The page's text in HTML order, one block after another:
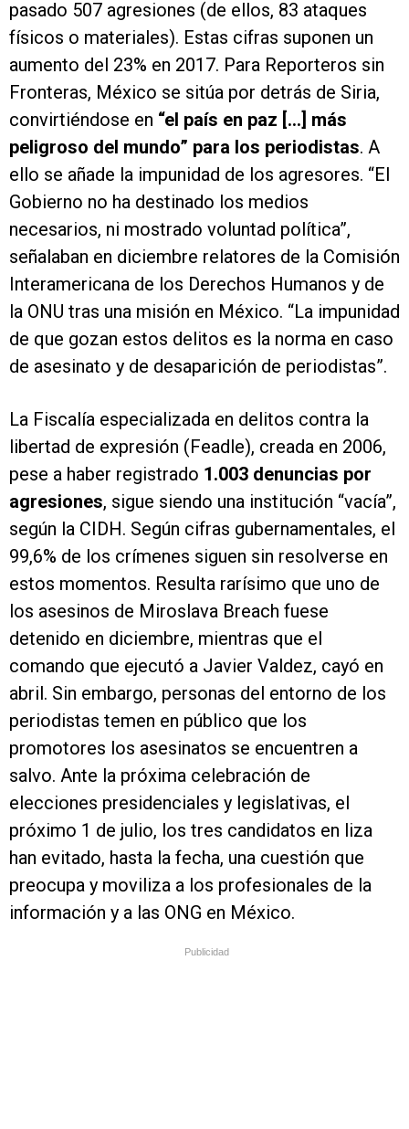
pasado 507 agresiones (de ellos, 83 ataques
físicos o materiales). Estas cifras suponen un
aumento del 23% en 2017. Para Reporteros sin
Fronteras, México se sitúa por detrás de Siria,
convirtiéndose en “el país en paz [...] más
peligroso del mundo” para los periodistas. A
ello se añade la impunidad de los agresores. “El
Gobierno no ha destinado los medios
necesarios, ni mostrado voluntad política”,
señalaban en diciembre relatores de la Comisión
Interamericana de los Derechos Humanos y de
la ONU tras una misión en México. “La impunidad
de que gozan estos delitos es la norma en caso
de asesinato y de desaparición de periodistas”.
La Fiscalía especializada en delitos contra la
libertad de expresión (Feadle), creada en 2006,
pese a haber registrado 1.003 denuncias por
agresiones, sigue siendo una institución “vacía”,
según la CIDH. Según cifras gubernamentales, el
99,6% de los crímenes siguen sin resolverse en
estos momentos. Resulta rarísimo que uno de
los asesinos de Miroslava Breach fuese
detenido en diciembre, mientras que el
comando que ejecutó a Javier Valdez, cayó en
abril. Sin embargo, personas del entorno de los
periodistas temen en público que los
promotores los asesinatos se encuentren a
salvo. Ante la próxima celebración de
elecciones presidenciales y legislativas, el
próximo 1 de julio, los tres candidatos en liza
han evitado, hasta la fecha, una cuestión que
preocupa y moviliza a los profesionales de la
información y a las ONG en México.
Publicidad